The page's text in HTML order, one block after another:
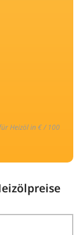
Heizöl in € / 100